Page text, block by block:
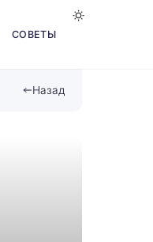
СОВЕТЫ
Назад